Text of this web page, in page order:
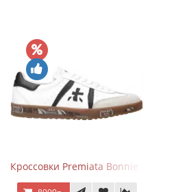
Кроссовки Premiata Bonnie Black White